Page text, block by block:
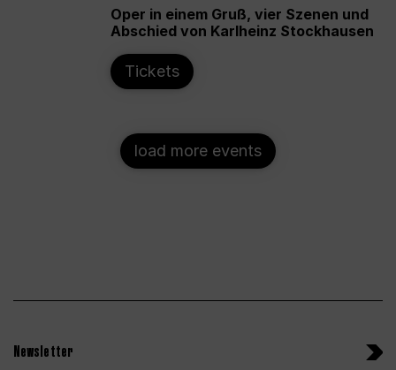
Oper in einem Gruß, vier Szenen und
Abschied von Karlheinz Stockhausen
Tickets
load more events
Newsletter